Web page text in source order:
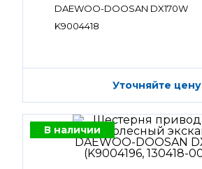
DAEWOO-DOOSAN DX170W
K9004418
Уточняйте цену
В наличии